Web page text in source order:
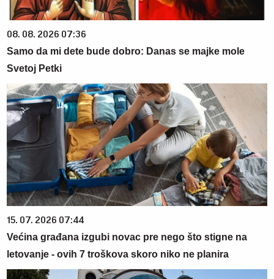
08. 08. 2026 07:36
Samo da mi dete bude dobro: Danas se majke mole
Svetoj Petki
15. 07. 2026 07:44
Većina građana izgubi novac pre nego što stigne na
letovanje - ovih 7 troškova skoro niko ne planira